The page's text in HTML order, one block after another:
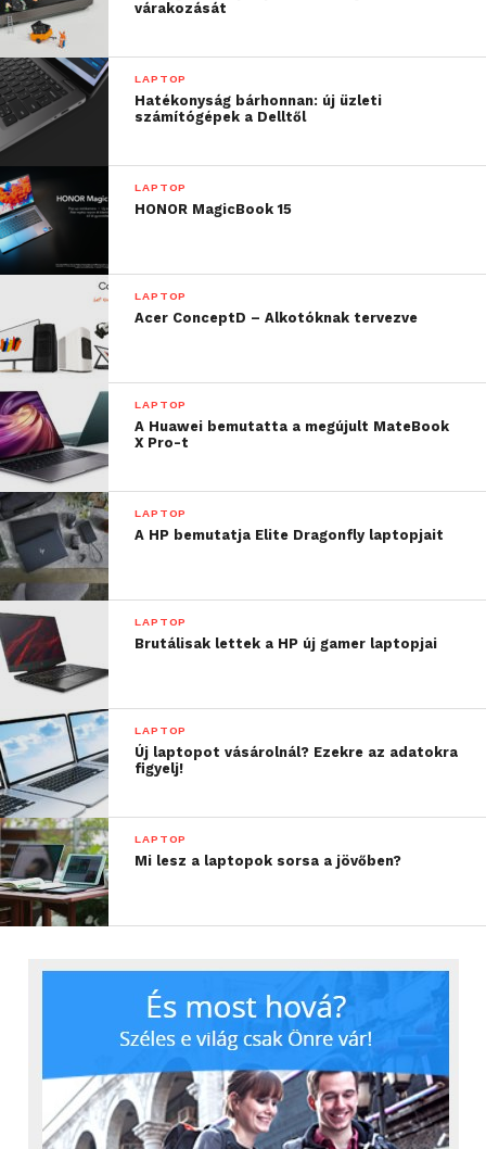
várakozását
LAPTOP
Hatékonyság bárhonnan: új üzleti
számítógépek a Delltől
LAPTOP
HONOR MagicBook 15
LAPTOP
Acer ConceptD – Alkotóknak tervezve
LAPTOP
A Huawei bemutatta a megújult MateBook
X Pro-t
LAPTOP
A HP bemutatja Elite Dragonfly laptopjait
LAPTOP
Brutálisak lettek a HP új gamer laptopjai
LAPTOP
Új laptopot vásárolnál? Ezekre az adatokra
figyelj!
LAPTOP
Mi lesz a laptopok sorsa a jövőben?